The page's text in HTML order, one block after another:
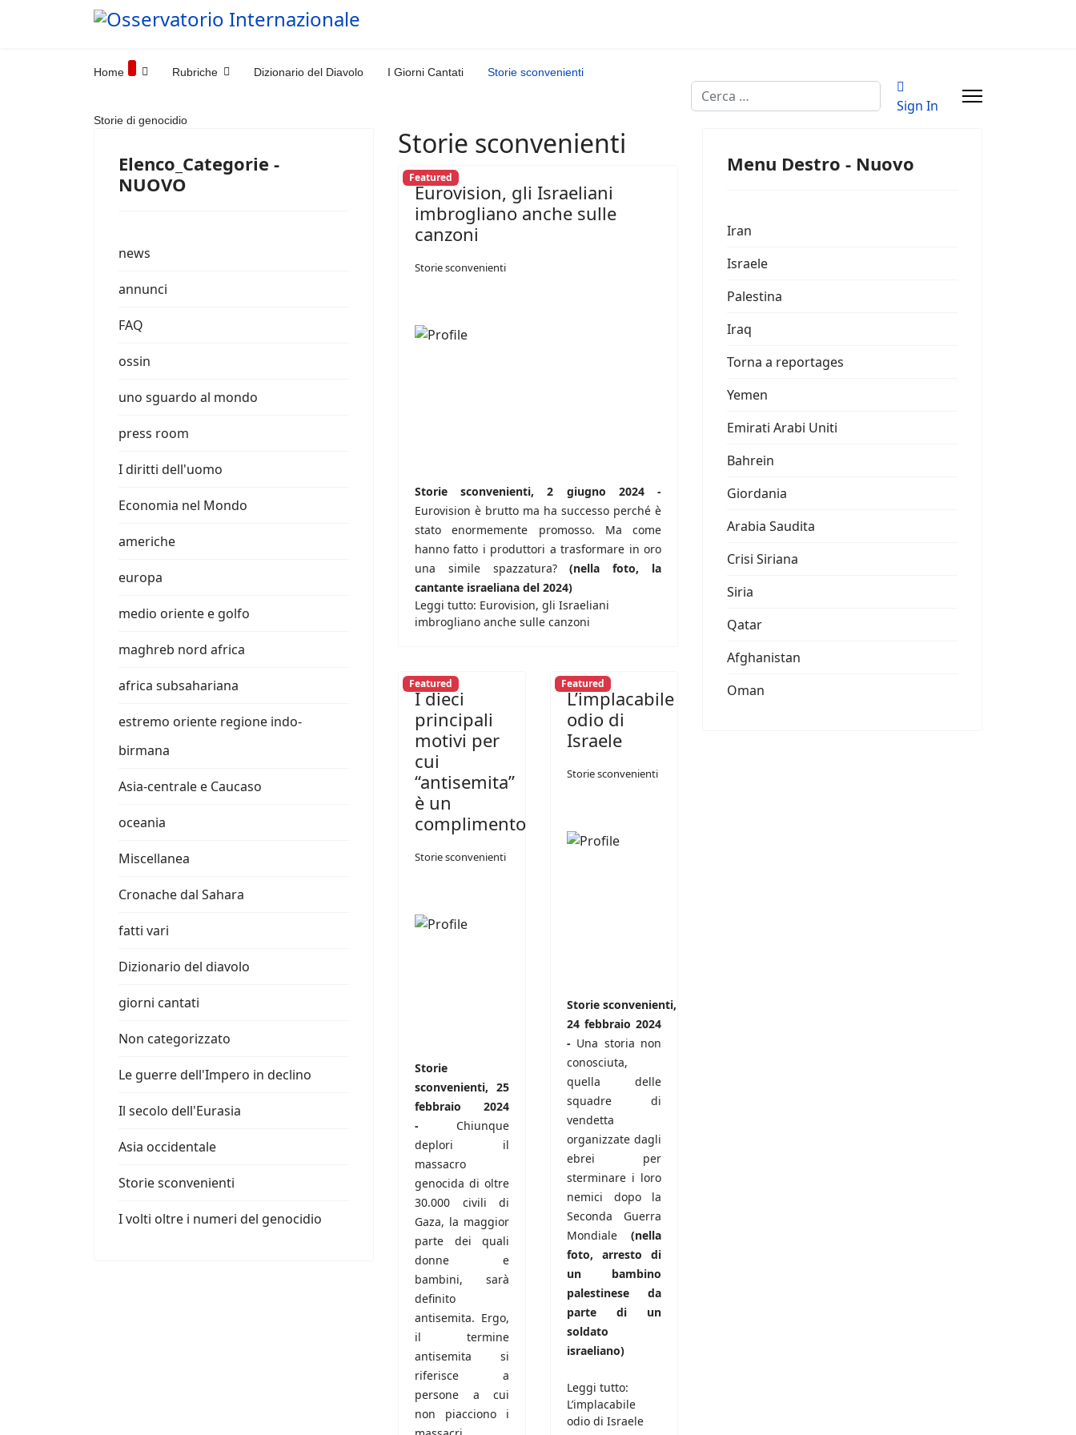
Home Rubriche Dizionario del Diavolo I Giorni Cantati Storie sconvenienti
Storie di genocidio
Cerca
Sign In
Elenco_Categorie -
NUOVO
news
annunci
FAQ
ossin
uno sguardo al mondo
press room
I diritti dell'uomo
Economia nel Mondo
americhe
europa
medio oriente e golfo
maghreb nord africa
africa subsahariana
estremo oriente regione indo-
birmana
Asia-centrale e Caucaso
oceania
Miscellanea
Cronache dal Sahara
fatti vari
Dizionario del diavolo
giorni cantati
Non categorizzato
Le guerre dell'Impero in declino
Il secolo dell'Eurasia
Asia occidentale
Storie sconvenienti
I volti oltre i numeri del genocidio
Storie sconvenienti
Featured
Eurovision, gli Israeliani
imbrogliano anche sulle
canzoni
Storie sconvenienti
Storie sconvenienti, 2 giugno 2024 -
Eurovision è brutto ma ha successo perché è
stato enormemente promosso. Ma come
hanno fatto i produttori a trasformare in oro
una simile spazzatura?(nella foto, la
cantante israeliana del 2024)
Leggi tutto: Eurovision, gli Israeliani
imbrogliano anche sulle canzoni
Featured
I dieci
principali
motivi per
cui
“antisemita”
è un
complimento
Storie sconvenienti
Storie
sconvenienti, 25
febbraio 2024
- Chiunque
deplori il
massacro
genocida di oltre
30.000 civili di
Gaza, la maggior
parte dei quali
donne e
bambini, sarà
definito
antisemita. Ergo,
il termine
antisemita si
riferisce a
persone a cui
non piacciono i
Featured
L’implacabile
odio di
Israele
Storie sconvenienti
Storie sconvenienti,
24 febbraio 2024
- Una storia non
conosciuta,
quella delle
squadre di
vendetta
organizzate dagli
ebrei per
sterminare i loro
nemici dopo la
Seconda Guerra
Mondiale (nella
foto, arresto di
un bambino
palestinese da
parte di un
soldato
israeliano)
Leggi tutto:
L’implacabile
odio di Israele
Menu Destro - Nuovo
Iran
Israele
Palestina
Iraq
Torna a reportages
Yemen
Emirati Arabi Uniti
Bahrein
Giordania
Arabia Saudita
Crisi Siriana
Siria
Qatar
Afghanistan
Oman